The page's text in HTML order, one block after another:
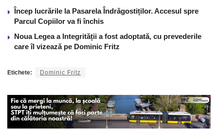
Încep lucrările la Pasarela Îndrăgostiților. Accesul spre
Parcul Copiilor va fi închis
Noua Legea a Integrității a fost adoptată, cu prevederile
care îl vizează pe Dominic Fritz
Etichete: Dominic Fritz